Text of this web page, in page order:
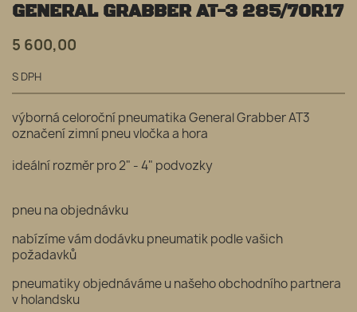
GENERAL GRABBER AT-3 285/70R17
5 600,00
S DPH
výborná celoroční pneumatika General Grabber AT3
označení zimní pneu vločka a hora
ideální rozměr pro 2" - 4" podvozky
pneu na objednávku
nabízíme vám dodávku pneumatik podle vašich
požadavků
pneumatiky objednáváme u našeho obchodního partnera
v holandsku